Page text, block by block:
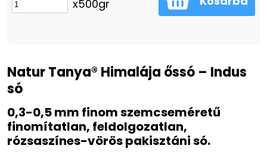
x500gr
Natur Tanya® Himalája őssó – Indus
só
0,3-0,5 mm finom szemcseméretű
finomítatlan, feldolgozatlan,
rózsaszínes-vörös pakisztáni só.